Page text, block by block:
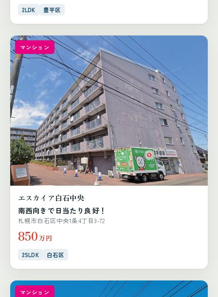
2LDK 豊平区
マンション
エスカイア白石中央
南西向きで日当たり良好！
札幌市白石区中央1条4丁目3-72
850万円
2SLDK 白石区
マンション